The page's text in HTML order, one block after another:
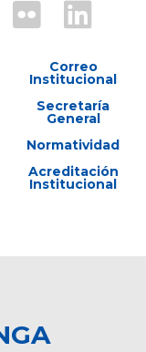
Correo
Institucional
Secretaría
General
Normatividad
Acreditación
Institucional